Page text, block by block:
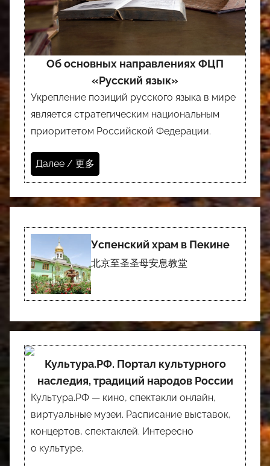
Об основных направлениях ФЦП
«Русский язык»
Укрепление позиций русского языка в мире
является стратегическим национальным
приоритетом Российской Федерации.
Далее / 更多
Успенский храм в Пекине
北京至圣圣母安息教堂
Культура.РФ. Портал культурного
наследия, традиций народов России
Культура.РФ — кино, спектакли онлайн,
виртуальные музеи. Расписание выставок,
концертов, спектаклей. Интересно
о культуре.